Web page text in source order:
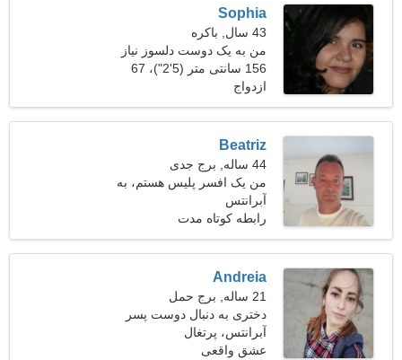
Sophia
43 سال, باکره
من به یک دوست دلسوز نیاز
دارم تا با هم برقصیم
156 سانتی متر (5'2")، 67
کیلوگرم (147 پوند)
ازدواج
Beatriz
44 ساله, برج جدی
من یک افسر پلیس هستم، به
یک زن شگفت انگیز نیاز دارم
آبرانتس
رابطه کوتاه مدت
Andreia
21 ساله, برج حمل
دختری به دنبال دوست پسر
آبرانتس، پرتغال
عشق واقعی